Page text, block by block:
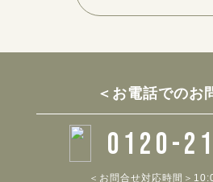
＜お電話でのお
0120-
＜お問合せ対応時間＞